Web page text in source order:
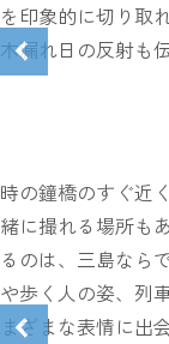
を印象的に切り取
木漏れ日の反射も
時の鐘橋のすぐ近
緒に撮れる場所も
るのは、三島なら
や歩く人の姿、列
まざまな表情に出